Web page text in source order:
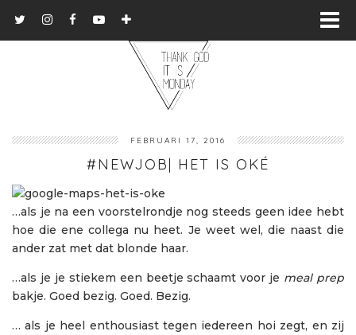
FEBRUARI 17, 2016
#NEWJOB| HET IS OKÉ
…als je na een voorstelrondje nog steeds geen idee hebt
hoe die ene collega nu heet. Je weet wel, die naast die
ander zat met dat blonde haar.
…als je je stiekem een beetje schaamt voor je meal prep
bakje. Goed bezig. Goed. Bezig.
… als je heel enthousiast tegen iedereen hoi zegt, en zij